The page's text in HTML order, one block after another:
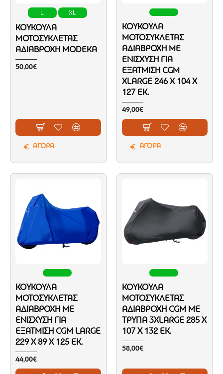
L XL
ΚΟΥΚΟΎΛΑ
ΜΟΤΟΣΥΚΛΈΤΑΣ
ΑΔΙΆΒΡΟΧΗ MODEKA
50,00€
ΑΓΟΡΑ
ΚΟΥΚΟΎΛΑ
ΜΟΤΟΣΥΚΛΈΤΑΣ
ΑΔΙΆΒΡΟΧΗ ΜΕ
ΕΝΊΣΧΥΣΗ ΓΙΑ
ΕΞΆΤΜΙΣΗ CGM
ΧLARGE 246 X 104 X
127 ΕΚ.
49,00€
ΑΓΟΡΑ
ΚΟΥΚΟΎΛΑ
ΜΟΤΟΣΥΚΛΈΤΑΣ
ΑΔΙΆΒΡΟΧΗ ΜΕ
ΕΝΊΣΧΥΣΗ ΓΙΑ
ΕΞΆΤΜΙΣΗ CGM LARGE
229 X 89 X 125 ΕΚ.
44,00€
ΚΟΥΚΟΎΛΑ
ΜΟΤΟΣΥΚΛΈΤΑΣ
ΑΔΙΆΒΡΟΧΗ CGM ΜΕ
ΤΡΎΠΑ 3XLARGE 285 X
107 X 132 ΕΚ.
58,00€